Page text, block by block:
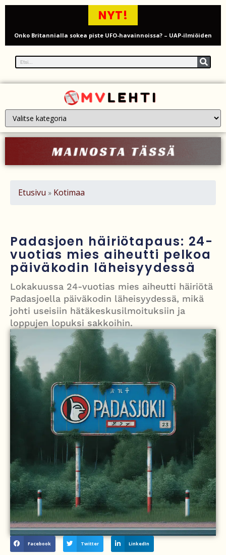
NYT!
Onko Britannialla sokea piste UFO-havainnoissa? – UAP-ilmiöiden
Millaista on työskennellä kahdeksankymppisenä? Ikääntyvien
työntekijöiden arki ja haasteet
Iso-Britannia pysäytti Venäjän varjolaivaston öljytankkerin Englannin
kanaalissa – isku Putinin sotakassaan
Kimi ja Minttu Räikkönen juhlivat 10-vuotishääpäiväänsä – näin F1-
asuntotuotannosta
Painumat sillan lähellä pysäyttivät junaliikenteen Gatwickin
lentoasemalle
Justin Trudeau puolustautuu kritiikiltä – valitsi Katy Perryn
esiintymisen Kanadan MM-avauksen sijaan
Grenfellin tornon palo: yhdeksäs vuosipäivä erityisen raskas omaisille
Etusivu » Kotimaa
Padasjoen häiriötapaus: 24-
vuotias mies aiheutti pelkoa
päiväkodin läheisyydessä
Lokakuussa 24-vuotias mies aiheutti häiriötä
Padasjoella päiväkodin läheisyydessä, mikä
johti useisiin hätäkeskusilmoituksiin ja
loppujen lopuksi sakkoihin.
Facebook Twitter LinkedIn